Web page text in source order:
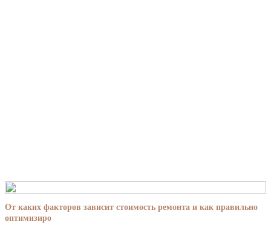
От каких факторов зависит стоимость ремонта и как правильно
оптимизиро